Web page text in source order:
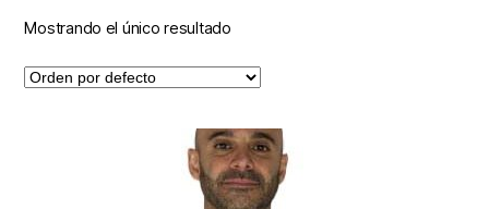
Mostrando el único resultado